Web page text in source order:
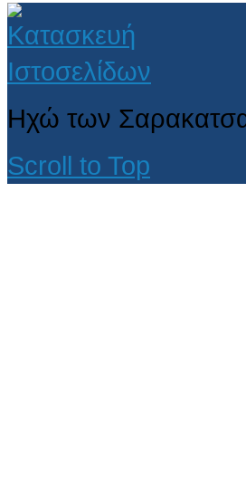
Ηχώ των
Scroll to Top